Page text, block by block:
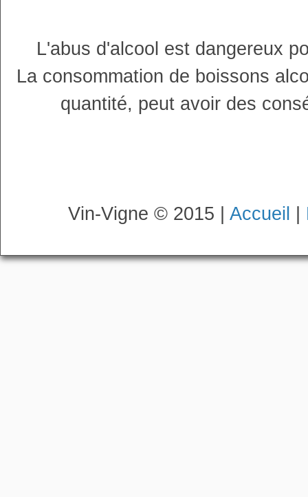
L'abus d'alcool est dangereux
La consommation de boissons
quantité, peut avoir des
Vin-Vigne © 2015 | Accueil